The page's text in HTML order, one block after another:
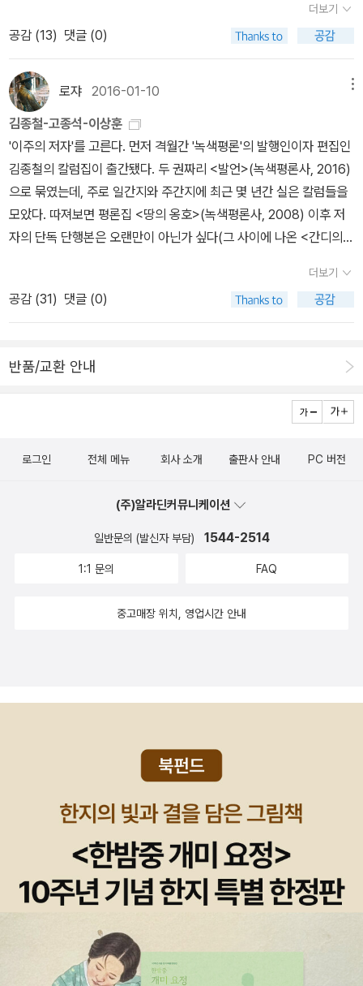
공간이기 때문이다.”(55쪽) “이렇게 ‘물구나무선’ 세계에 오랫동안
아무리 애써봤자 세상은 바뀌지 않는다는 체념과 냉소주의 때문일 것
이다. 그러나 주의해야 할 것은 그러한 체념과 냉소주의보다 더 나쁜
것이 있다는 점이다. 분노와 슬픔이 깊어지면 자기도 모르게 ‘괴물’이
될 수 있다는 사실이 그것이다.”(102~103쪽) 왜소한 정치, 상상력의
빈곤 “권력은 원래 자기보다 더 큰 힘에 의해서 도전을 받지 않는 한,
꿈쩍도 하지 않는 속성을 가지고 있다. 민중에게 권력이 양보를 하는
것은, 양보하지 않고는 더 이상 버틸 수 없을 때뿐이다. … 철저한 비
협력, 불복종운동만이 민주적 권력의 탄생과 진정한 정치의 쇄신을
적으로 살아가는 존재가 아니라는 것이다. 인간은 누구라도 최소한
는’ 능력과 장소를 허용하는 문화가 살아 있어야 하고, 정치도 마땅히
통스러운 것은 우리의 생활수준이 낮기 때문이 아니다. 오히려 그동
안 ‘가난’을 저주하고 증오하면서 우리사회 전체가 일념으로 추구해
온 것이 결국은 공허한 물질적 안락이었다는 데 핵심적 비극이 있다
하지 않을 뿐 아니라 우리 자신의 인간다운 삶의 근본 기반이 망실돼
력에 의한 이런 거짓말이 끝없이 되풀이되는 상황이다. … 지금처럼
거짓말을 반복한다면 재앙은 필연적이다. 거짓말이 일상화된 정치가
힐리즘’만 만연하게 될 것이다. 그런 무서운 상황으로 우리는 빠르게
다. 어떤 연구자에 의하면, 자본주의문명이 시작된 이래 지금까지 실
나머지 다수는 늘 소수의 안락과 행복을 위한 제물이 되어왔다는 것
중에게 그들의 잃어버린 생존 기반, 즉 ‘공유지’를 되돌려주고 ‘도덕경
제’를 복원할 수 있는 가장 효과적이고 간단한 방법이 될 것이기 때문
이다.”(126쪽) 깊은 민주주의가 세상을 살린다 “과연 오늘날 선거라
는 것이 정말 ‘자유롭고 공정한’ 선거라고 할 수 있는가? 불행하게도,
우리는 지금 선거라는 것이 사실상 기득권세력의 영구 집권을 가능케
하는 한낱 형식적인 메커니즘일 뿐이라는 것을 너무도 잘 알고 있
다.”(186~187쪽) “오늘날 ‘민주정치’가 쇠퇴하고 있는 근본원인은
무엇인가. 말할 것도 없이, 대의제 정치가 공공선이 아니라 자본과 기
철나이를 헤아릴 적에는 누구한테도 함부로 말을 못 놓습니다. 둘레
에서 숱한 사람들은 어제부터 쉼날인 듯싶습니다. 그렇지만 시골사람
한테는 ‘한해내내 + 이레내내’ 일날이자 일철입니다. 아무리 한겨울
이어도 푸나무는 꿈을 그리면서 자랍니다. 아이를 낳아 돌보는 모든
어버이는 쉼날이 따로 없이 한결같이 일하고 살림하며 사랑합니다.
고흥에서 부산으로 달리는 시외버스를 모는 일꾼도 ‘쉼날 아닌 일
날’입니다. 우리는 쉼날을 너무 자주 누린다고 느낍니다. ‘나흘일(주
4일노동)’은 누구한테 이바지할까요? 벼슬꾼(공무원)은 쉼날을 반길
는지 모르나, 온나라 숱한 일꾼은 “남들이 쉴 적에 고스란히 일하는
하루”입니다. 늦여름볕과 늦여름빛이 싱그럽고, 부산에서도 풀벌레
노래에 매미노래를 듣습니다. 오늘은 사직나루에 내려서 〈책과 아이
들〉로 걸어가는데, 어디 놀러가는 사람들이 꽤 붐빕니다. 나중에 알고
보니 ‘싸이 흠뻑쇼’를 부산에서 벌인다더군요. 어제는 서울에서 ‘싸이
다. 아무래도 두 갈래 사이에 서로 미움씨앗을 심는 불수렁 같습니다.
지 싶어요. 푸른별은 들풀이 어울리는 들녘처럼 푸르게 어깨동무하
기에 아름답습니다. 파란별은 파란하늘을 고루 머금는 멧숲처럼 파랗
게 하늘빛으로 물들며 손잡기에 사랑스럽습니다. 철없는 나라지기에
아이들〉 깃새지기(상주작가) 이야기꽃(프로그램)으로 ‘내가 쓰는 내
누린 삶으로 우리 하루를 손수 가다듬어서 조촐히 살림풀이를 하는
길”을 여밉니다. 밥이란 받아들여서 바꾸는 빛입니다. 집이란 살림을
를 짓는 새처럼, 밥과 옷과 집을 기쁘게 지어서 아이들하고 나눌 뿐 아
옮김, 책공장더불어, 2019.10.25.)#Mirname #FeridunOral #Yal
17.10.13.첫/2021.8.23.4벌)《히로시마의 그늘》(윌프레드 버체트/
표완수 옮김, 창작과비평사, 1995.11.7.)#WlfredBurchett #Shad
하지 않아》(다니카와 슌타로 글·에가시라 미치코 그림/김숙 옮김, 북
うしない (싸우지 않아)《버려진 조선의 처녀들·훈 할머니》(정신대할
머니와함께하는시민모임 엮음, 아름다운사람들, 2004.2.24.)《호
튼》(닥터 수스/김서정 옮김, 대교출판, 2008.4.25.)#DrSeuss #H
ortonHearsaWho #Horton《우체부 곰》(피브 워딩턴·셀비 워딩
턴/김세희 옮김, 비룡소, 2002.1.28.)#TeddyBearPostman #Ph
oebeWorthington #SelbyWorthington글 : 숲노래·파란놀(최종
더보기
공감 (13) 댓글 (0)
로쟈 2016-01-10
김종철-고종석-이상훈
'이주의 저자'를 고른다. 먼저 격월간 '녹색평론'의 발행인이자 편집인
김종철의 칼럼집이 출간됐다. 두 권짜리 <발언>(녹색평론사, 2016)
으로 묶였는데, 주로 일간지와 주간지에 최근 몇 년간 실은 칼럼들을
모았다. 따져보면 평론집 <땅의 옹호>(녹색평론사, 2008) 이후 저
자의 단독 단행본은 오랜만이 아닌가 싶다(그 사이에 나온 <간디의
가장 대표적인 생태주의 운동가이자 사상가이기도 한 저자의 한결
같은 주장을 한 자리에 모아서 읽을 수 있겠다. “현재의 경제위기는
생산력 부족이 아니라 오히려 과잉생산으로 인한 위기이다. 그리고
라고 할 수 있다. 그렇다면 이 상황에서 가장 필요한 것은 더 많은 경
스트 고종석 선집도 에세이를 모은 <사소한 것들의 거룩함>(알마, 2
3)을 필두로 지난해 출간된 <언어의 무지개>, <정치의 무늬><문학
불순한 언어가 아름답다>(로고폴리스, 2015)도 따로 나왔다). 절필
선언을 번복하지 않는다면, (<고종석의 문장> 같은 강의록을 제외하
한 것들의 거룩함>에 수록된 에세이들은 주로 <사랑의 말, 말들의 사
미 한번은 읽었던 글들이지만, 선집본으로 다시 읽는 것도 독자의 권
고 그에 답하려는 시도다. 이 책은 고구려와 백제의 틈바구니 속에서
최후의 승자가 된 신라의 이야기다. <전략전술의 한국사>, <나당전
쟁 연구> 등의 저서에서 확인할 수 있듯 그동안 전쟁사 연구에 매진
해온 저자 이상훈은 이 책에서 '신라는 과연 어떻게 살아남을 수 있었
을까?'라는 의문에 답하기 위해 여러 가지 사례를 정리한다. 지도자의
리더십과 전략전술, 시대 배경과 정치 상황, 위기 대처와 극복 방법,
전투와 전쟁 방식 등을 살피면서 신라의 힘을 찾는다.신라가 일종의
고 있어서 역사서 독자들의 구미가 당길 만하다. 그러고 보면, 통사를
제외하고 삼국시대나 삼국통일을 따로 다룬 성인용 교양서가 얼른 떠
더보기
공감 (31) 댓글 (0)
반품/교환 안내
로그인 전체 메뉴 회사 소개 출판사 안내 PC 버전
(주)알라딘커뮤니케이션
일반문의 (발신자 부담) 1544-2514
1:1 문의 FAQ
중고매장 위치, 영업시간 안내